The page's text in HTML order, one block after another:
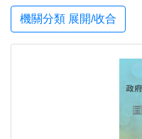
機關分類 展開/收合